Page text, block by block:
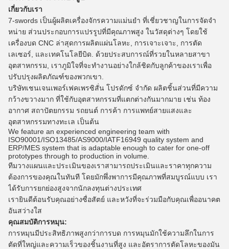
เกี่ยวกับเรา
7-swords เป็นผู้ผลิตเครื่องจักรความแม่นยํา ที่เชี่ยวชาญในการจัดจํา
หน่าย ส่วนประกอบการแปรรูปที่มีคุณภาพสูง ในวัสดุต่างๆ โดยใช้
เครื่องบด CNC ล่าสุดการผลิตแผ่นโลหะ, การเจาะเจาะ, การตัด
เลเซอร์, และเทคโนโลยีบิด. ด้วยประสบการณ์ที่รวยในหลายสาขา
อุตสาหกรรม, เราภูมิใจที่จะทํางานอย่างใกล้ชิดกับลูกค้าของเราเพื่อ
ปรับปรุงผลิตภัณฑ์ของพวกเขา.
บริษัทเชนเจนเพอร์เฟคเพรซิสั่น โปรดักซ์ จํากัด ผลิตชิ้นส่วนที่มีความ
กว้างขวางมาก ที่ใช้กับอุตสาหกรรมที่แตกต่างกันมากมาย เช่น ท้อง
อากาศ สถาปัตยกรรม รถยนต์ การค้า การแพทย์สายแสงและ
อุตสาหกรรมทางทะเล เป็นต้น
We feature an experienced engineering team with
ISO90001/ISO13485/AS9000/IATF16949 quality system and
ERP/MES system that is adaptable enough to cater for one-off
prototypes through to production in volume.
ทีมวางแผนและประเมินของเราสามารถประเมินและราคาทุกความ
ต้องการของคุณในทันที โดยมักพึ่งพาการมีคุณภาพที่สมบูรณ์แบบ เรา
ได้รับการยกย่องสูงจากนักลงทุนต่างประเทศ
เรายินดีต้อนรับคุณอย่างซื่อสัตย์ และหวังที่จะร่วมมือกับคุณเพื่ออนาคต
อันสว่างใส
คุณสมบัติการหมุน:
การหมุนมีประสิทธิภาพสูงกว่าการบด การหมุนมักใช้ความลึกในการ
ตัดที่ใหญ่และความเร็วของชิ้นงานที่สูง และอัตราการตัดโลหะของมัน